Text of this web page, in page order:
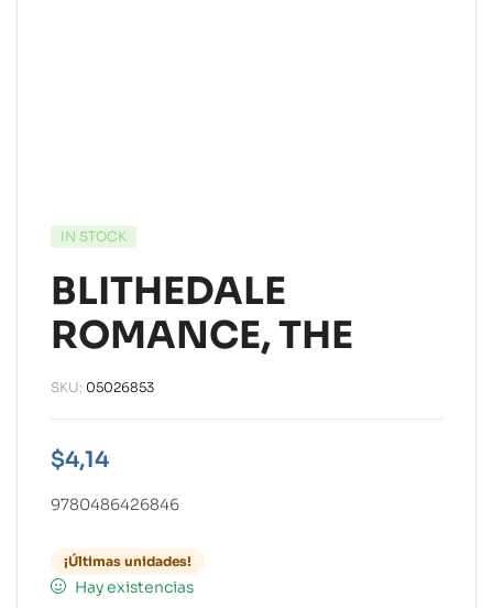
IN STOCK
BLITHEDALE
ROMANCE, THE
SKU: 05026853
$4,14
9780486426846
¡Últimas unidades!
Hay existencias